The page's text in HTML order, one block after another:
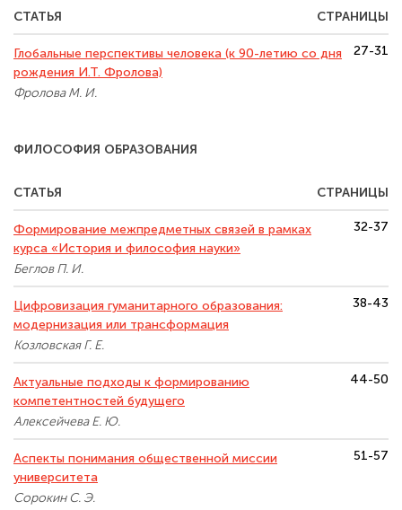
СТАТЬЯ СТРАНИЦЫ
Глобальные перспективы человека (к 90-летию со дня
рождения И.Т. Фролова)
Фролова М. И.
27-31
ФИЛОСОФИЯ ОБРАЗОВАНИЯ
СТАТЬЯ СТРАНИЦЫ
Формирование межпредметных связей в рамках
курса «История и философия науки»
Беглов П. И.
32-37
Цифровизация гуманитарного образования:
модернизация или трансформация
Козловская Г. Е.
38-43
Актуальные подходы к формированию
компетентностей будущего
Алексейчева Е. Ю.
44-50
Аспекты понимания общественной миссии
университета
Сорокин С. Э.
51-57